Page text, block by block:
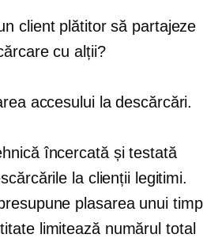
client plătitor să partajeze
cu alții?
accesului la descărcări.
încercată și testată
la clienții legitimi.
plasarea unui timp
limitează numărul total